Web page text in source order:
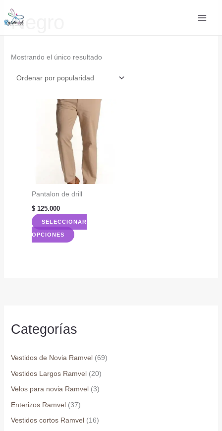
al
Categorías
Vestidos de Novia Ramvel (69)
Vestidos Largos Ramvel (20)
Velos para novia Ramvel (3)
Enterizos Ramvel (37)
Vestidos cortos Ramvel (16)
Negro
Mostrando el único resultado
Pantalon de drill
$125.000
SELECCIONAR
OPCIONES
Este
en
la
página
de